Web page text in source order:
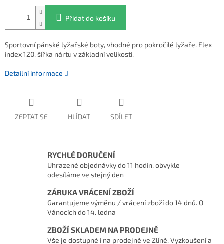
Přidat do košíku
Sportovní pánské lyžařské boty, vhodné pro pokročilé lyžaře. Flex
index 120, šířka nártu v základní velikosti.
Detailní informace
ZEPTAT SE HLÍDAT SDÍLET
RYCHLÉ DORUČENÍ
Uhrazené objednávky do 11 hodin, obvykle
odesíláme ve stejný den
ZÁRUKA VRÁCENÍ ZBOŽÍ
Garantujeme výměnu / vrácení zboží do 14 dnů. O
Vánocích do 14. ledna
ZBOŽÍ SKLADEM NA PRODEJNĚ
Vše je dostupné i na prodejně ve Zlíně. Vyzkoušení a